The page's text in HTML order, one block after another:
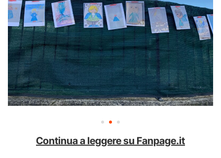
Continua a leggere su Fanpage.it